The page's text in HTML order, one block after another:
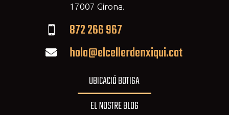
17007 Girona.
 872 266 967
 hola@elcellerdenxiqui.cat
UBICACIÓ BOTIGA
EL NOSTRE BLOG